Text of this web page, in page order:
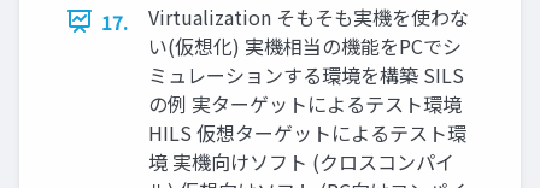
17.
Virtualization そもそも実機を使わな
い(仮想化) 実機相当の機能をPCでシ
ミュレーションする環境を構築 SILS
の例 実ターゲットによるテスト環境
HILS 仮想ターゲットによるテスト環
境 実機向けソフト (クロスコンパイ